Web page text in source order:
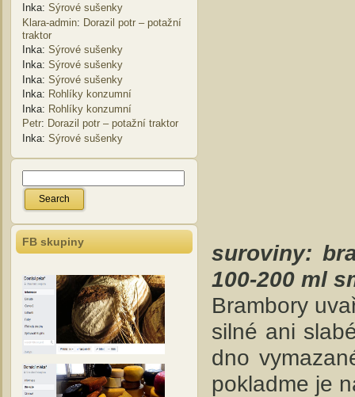
Inka: Sýrové sušenky
Klara-admin: Dorazil potr – potažní
traktor
Inka: Sýrové sušenky
Inka: Sýrové sušenky
Inka: Sýrové sušenky
Inka: Rohlíky konzumní
Inka: Rohlíky konzumní
Petr: Dorazil potr – potažní traktor
Inka: Sýrové sušenky
FB skupiny
suroviny:
100-200 ml
Brambory
silné ani
dno
pokladme je